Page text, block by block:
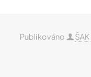
Publikováno